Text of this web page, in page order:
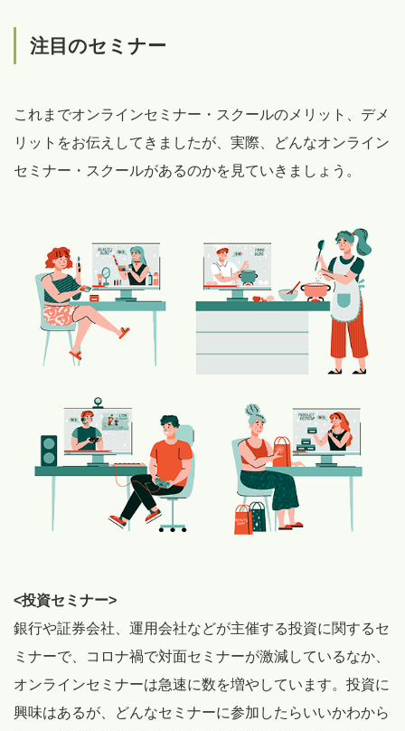
注目のセミナー
これまでオンラインセミナー・スクールのメリット、デメ
リットをお伝えしてきましたが、実際、どんなオンライン
セミナー・スクールがあるのかを見ていきましょう。
<投資セミナー>
銀行や証券会社、運用会社などが主催する投資に関するセ
ミナーで、コロナ禍で対面セミナーが激減しているなか、
オンラインセミナーは急速に数を増やしています。投資に
興味はあるが、どんなセミナーに参加したらいいかわから